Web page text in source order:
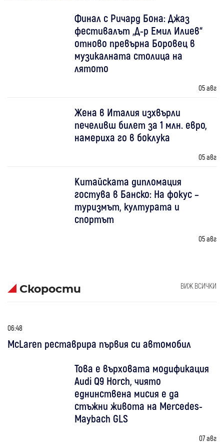
Финал с Ричард Бона: Джаз
фестивалът „Д-р Емил Илиев“
отново превърна Боровец в
музикалната столица на
лятото
05 авг
Жена в Италия изхвърли
печеливш билет за 1 млн. евро,
намериха го в боклука
05 авг
Китайската дипломация
гостува в Банско: На фокус –
туризмът, културата и
спортът
05 авг
Скорости ВИЖ ВСИЧКИ
06:48
McLaren реставрира първия си автомобил
Това е върховата модификация
Audi Q9 Horch, чиято
еднинствена мисия е да
стъжни живота на Mercedes-
Maybach GLS
07 авг